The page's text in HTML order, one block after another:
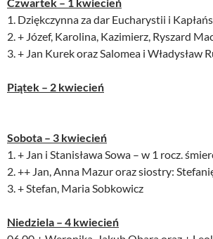
1. Dziękczynna za dar Eucharystii i
2. + Józef, Karolina, Kazimierz, Ryszard
3. + Jan Kurek oraz Salomea i Władysław
Piątek – 2 kwiecień
Sobota – 3 kwiecień
1. + Jan i Stanisława Sowa – w 1 rocz.
2. ++ Jan, Anna Mazur oraz siostry:
3. + Stefan, Maria Sobkowicz
Niedziela – 4 kwiecień